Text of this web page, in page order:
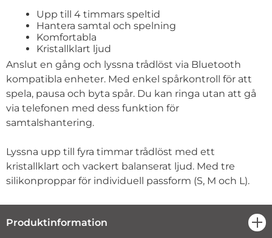
Upp till 4 timmars speltid
Hantera samtal och spelning
Komfortabla
Kristallklart ljud
Anslut en gång och lyssna trådlöst via Bluetooth
kompatibla enheter. Med enkel spårkontroll för att
spela, pausa och byta spår. Du kan ringa utan att gå
via telefonen med dess funktion för
samtalshantering.
Lyssna upp till fyra timmar trådlöst med ett
kristallklart och vackert balanserat ljud. Med tre
silikonproppar för individuell passform (S, M och L).
Produktinformation